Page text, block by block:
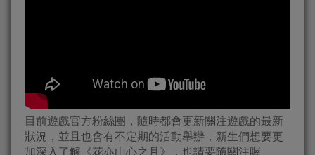
目前遊戲官方粉絲團，隨時都會更新關注遊戲的最新
狀況，並且也會有不定期的活動舉辦，新生們想要更
加深入了解《花亦山心之月》，也請要隨關注喔